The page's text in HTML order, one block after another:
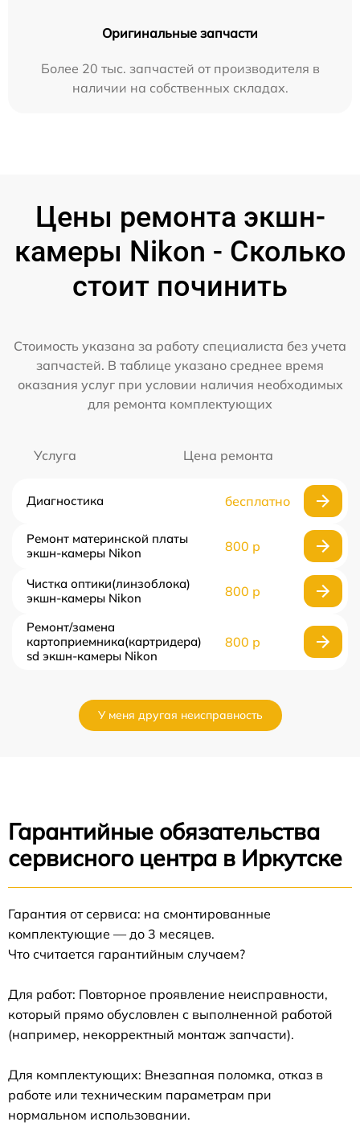
Оригинальные запчасти
Более 20 тыс. запчастей от производителя в
наличии на собственных складах.
Цены ремонта экшн-
камеры Nikon - Сколько
стоит починить
Стоимость указана за работу специалиста без учета
запчастей. В таблице указано среднее время
оказания услуг при условии наличия необходимых
для ремонта комплектующих
Услуга Цена ремонта
Диагностика бесплатно
Ремонт материнской платы
экшн-камеры Nikon
800 р
Чистка оптики(линзоблока)
экшн-камеры Nikon
800 р
Ремонт/замена
картоприемника(картридера)
sd экшн-камеры Nikon
800 р
У меня другая неисправность
Гарантийные обязательства
сервисного центра в Иркутске
Гарантия от сервиса: на смонтированные
комплектующие — до 3 месяцев.
Что считается гарантийным случаем?
Для работ: Повторное проявление неисправности,
который прямо обусловлен с выполненной работой
(например, некорректный монтаж запчасти).
Для комплектующих: Внезапная поломка, отказ в
работе или техническим параметрам при
нормальном использовании.